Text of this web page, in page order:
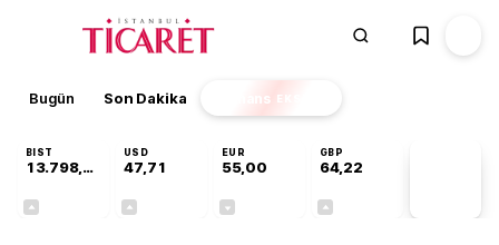
Bugün Son Dakika Finans EKSTRA
BIST
13.798,82
USD
47,71
EUR
55,00
GBP
64,22